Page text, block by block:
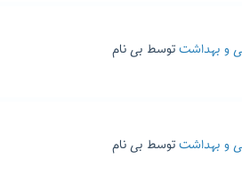
و بهداشتتوسط بی نام
و بهداشتتوسط بی نام